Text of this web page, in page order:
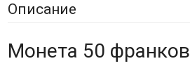
Описание
Монета 50 франков